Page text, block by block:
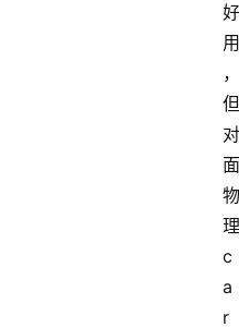
好
用
，
但
对
面
物
理
c
a
r